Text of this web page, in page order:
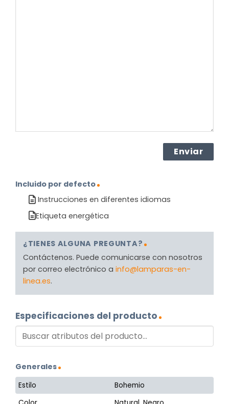
Incluido por defecto
Instrucciones en diferentes idiomas
Etiqueta energética
¿TIENES ALGUNA PREGUNTA?
Contáctenos. Puede comunicarse con nosotros
por correo electrónico a info@lamparas-en-
linea.es.
Especificaciones del producto
Generales
Estilo
Bohemio